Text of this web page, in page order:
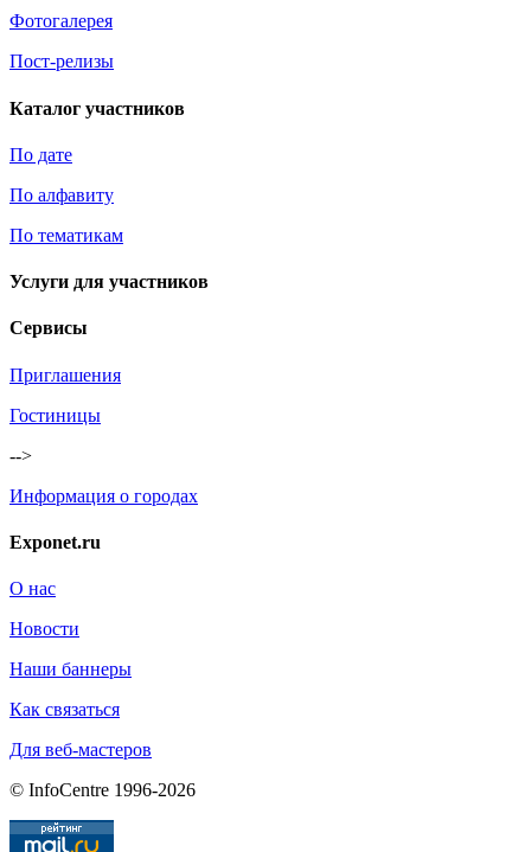
Фотогалерея
Пост-релизы
Каталог участников
По дате
По алфавиту
По тематикам
Услуги для участников
Сервисы
Приглашения
Гостиницы
-->
Информация о городах
Exponet.ru
О нас
Новости
Наши баннеры
Как связаться
Для веб-мастеров
© InfoCentre 1996-2026